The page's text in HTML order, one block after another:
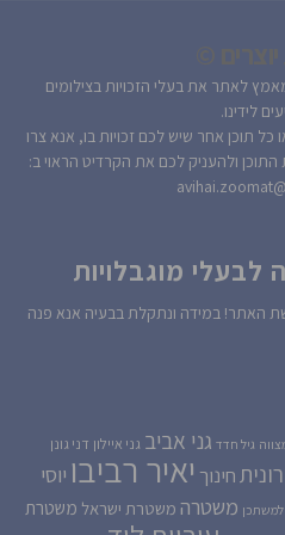
מאמץ לאתר את בעלי הזכויות בצילומים
לידינו.
תוכן אחר שיש לכם זכויות בו, אנא צרו
ולהעניק לכם את הקרדיט הראוי ב:
מוגבלויות
האתר! במידה ונתקלת בבעיה אנא פנה
גיל חדד גני אביב גני איילון דני גונן
חינוך יאיר רביבו יוסי
משטרה משטרת ישראל משטרת